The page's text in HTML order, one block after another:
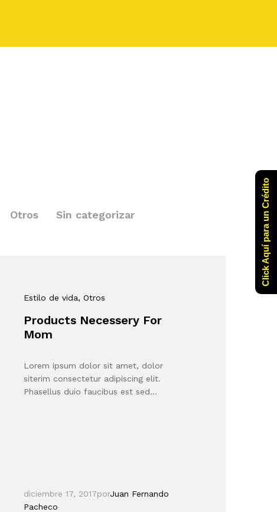
Otros Sin categorizar
Estilo de vida, Otros
Products Necessery For
Mom
Lorem ipsum dolor sit amet, dolor
siterim consectetur adipiscing elit.
Phasellus duio faucibus est sed…
diciembre 17, 2017porJuan Fernando
Pacheco
Click Aquí para un Crédito